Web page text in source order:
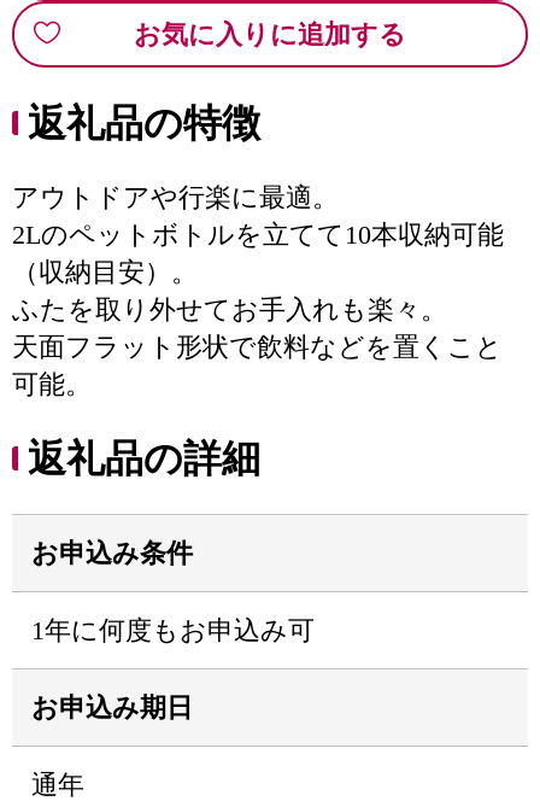
お気に入りに追加する
返礼品の特徴
アウトドアや行楽に最適。
2Lのペットボトルを立てて10本収納可能
（収納目安）。
ふたを取り外せてお手入れも楽々。
天面フラット形状で飲料などを置くこと
可能。
返礼品の詳細
お申込み条件
1年に何度もお申込み可
お申込み期日
通年